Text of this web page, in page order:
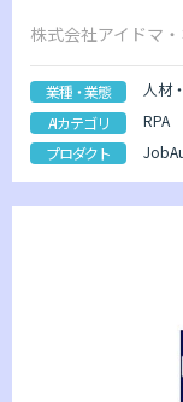
株式会社アイドマ
業種・業態
人材
AIカテゴリ
RPA
プロダクト